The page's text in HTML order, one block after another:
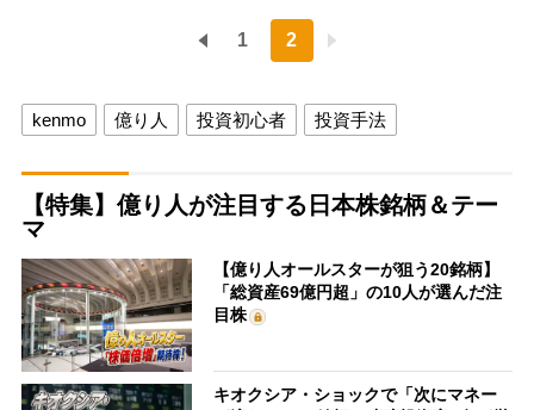
1 2
kenmo 億り人 投資初心者 投資手法
【特集】億り人が注目する日本株銘柄＆テー
マ
【億り人オールスターが狙う20銘柄】
「総資産69億円超」の10人が選んだ注
目株
キオクシア・ショックで「次にマネー